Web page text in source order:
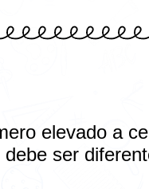
elevado a
ser